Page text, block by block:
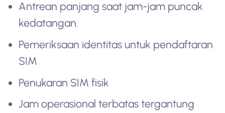
Antrean panjang saat jam-jam puncak
kedatangan.
Pemeriksaan identitas untuk pendaftaran
SIM
Penukaran SIM fisik
Jam operasional terbatas tergantung